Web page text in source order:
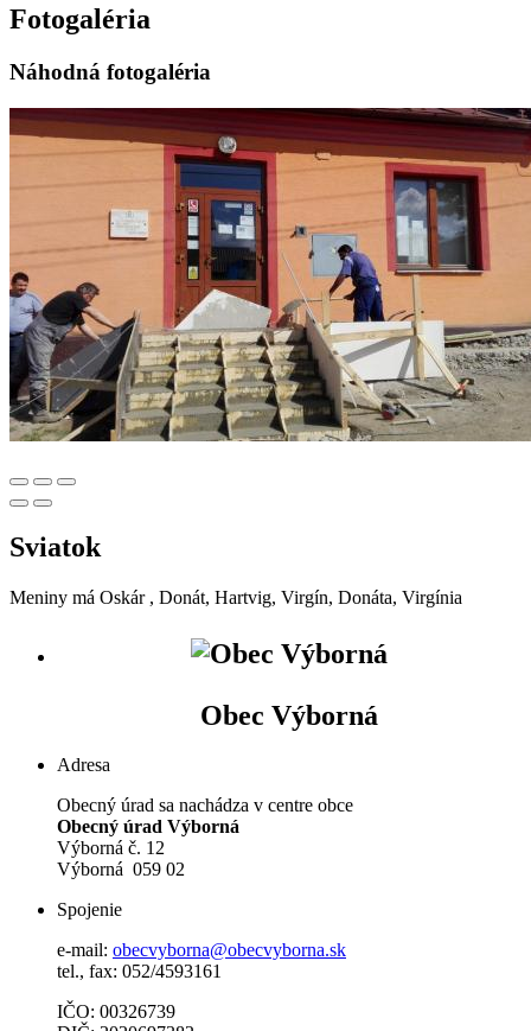
Fotogaléria
Náhodná fotogaléria
Sviatok
Meniny má Oskár , Donát, Hartvig, Virgín, Donáta, Virgínia
Obec Výborná
Adresa
Obecný úrad sa nachádza v centre obce
Obecný úrad Výborná
Výborná č. 12
Výborná 059 02
Spojenie
e-mail: obecvyborna@obecvyborna.sk
tel., fax: 052/4593161
IČO: 00326739